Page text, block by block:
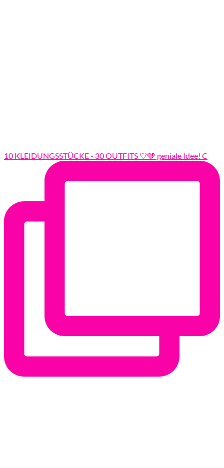
10 KLEIDUNGSSTÜCKE - 30 OUTFITS 🤍🩵 geniale Idee! C